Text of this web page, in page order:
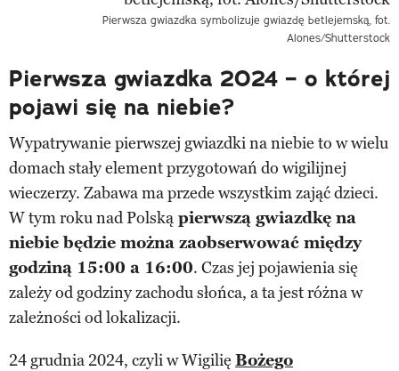
Pierwsza gwiazdka symbolizuje gwiazdę betlejemską, fot.
Alones/Shutterstock
Pierwsza gwiazdka 2024 – o której
pojawi się na niebie?
Wypatrywanie pierwszej gwiazdki na niebie to w wielu
domach stały element przygotowań do wigilijnej
wieczerzy. Zabawa ma przede wszystkim zająć dzieci.
W tym roku nad Polską pierwszą gwiazdkę na
niebie będzie można zaobserwować między
godziną 15:00 a 16:00. Czas jej pojawienia się
zależy od godziny zachodu słońca, a ta jest różna w
zależności od lokalizacji.
24 grudnia 2024, czyli w Wigilię Bożego